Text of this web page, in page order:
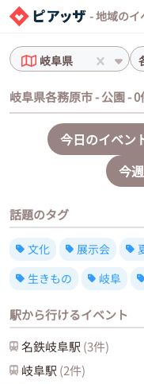
- 地域のイ
岐阜県
岐阜県各務原市 - 公園 -
今日のイベン
今
話題のタグ
文化 展示会
生きもの
岐阜
駅から行けるイベント
名鉄岐阜駅 (3件)
岐阜駅 (2件)